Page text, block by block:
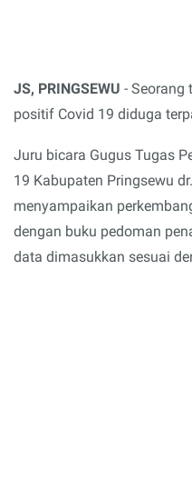
JS, PRINGSEWU - Seorang
positif Covid 19 diduga
Juru bicara Gugus Tugas
19 Kabupaten Pringsewu
menyampaikan
dengan buku pedoman
data dimasukkan sesuai